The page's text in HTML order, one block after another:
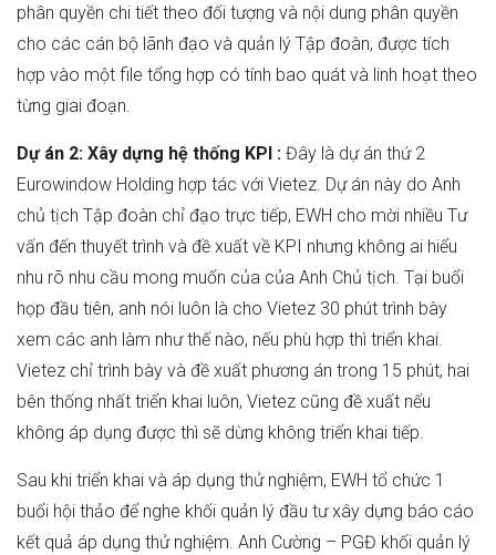
phân quyền chi tiết theo đối tượng và nội dung phân quyền
cho các cán bộ lãnh đạo và quản lý Tập đoàn, được tích
hợp vào một file tổng hợp có tính bao quát và linh hoạt theo
từng giai đoạn.
Dự án 2: Xây dựng hệ thống KPI : Đây là dự án thứ 2
Eurowindow Holding hợp tác với Vietez. Dự án này do Anh
chủ tịch Tập đoàn chỉ đạo trực tiếp, EWH cho mời nhiều Tư
vấn đến thuyết trình và đề xuất về KPI nhưng không ai hiểu
nhu rõ nhu cầu mong muốn của của Anh Chủ tịch. Tại buổi
họp đầu tiên, anh nói luôn là cho Vietez 30 phút trình bày
xem các anh làm như thế nào, nếu phù hợp thì triển khai.
Vietez chỉ trình bày và đề xuất phương án trong 15 phút, hai
bên thống nhất triển khai luôn, Vietez cũng đề xuất nếu
không áp dụng được thì sẽ dừng không triển khai tiếp.
Sau khi triển khai và áp dụng thử nghiệm, EWH tổ chức 1
buổi hội thảo để nghe khối quản lý đầu tư xây dựng báo cáo
kết quả áp dụng thử nghiệm. Anh Cường – PGĐ khối quản lý